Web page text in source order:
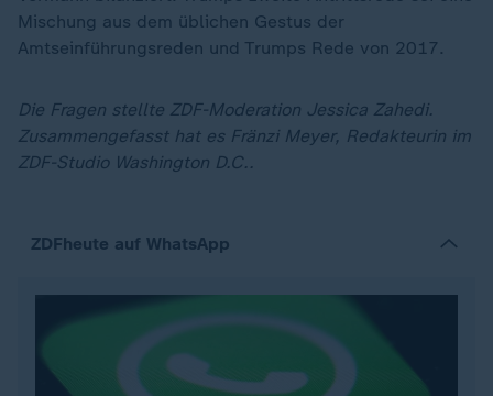
Mischung aus dem üblichen Gestus der
Amtseinführungsreden und Trumps Rede von 2017.
Die Fragen stellte ZDF-Moderation Jessica Zahedi.
Zusammengefasst hat es Fränzi Meyer, Redakteurin im
ZDF-Studio Washington D.C..
ZDFheute auf WhatsApp